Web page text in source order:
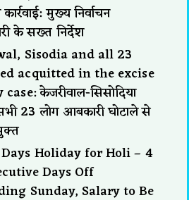
मुख्य निर्वाचन
के सख्त निर्देश
Sisodia and all 23
acquitted in the excise
केजरीवाल-सिसोदिया
23 लोग आबकारी घोटाले से
Holiday for Holi – 4
Days Off
Sunday, Salary to Be